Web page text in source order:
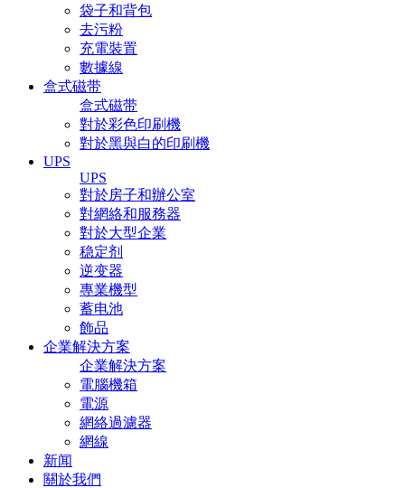
袋子和背包
去污粉
充電裝置
數據線
盒式磁带
盒式磁带
對於彩色印刷機
對於黑與白的印刷機
UPS
UPS
對於房子和辦公室
對網絡和服務器
對於大型企業
稳定剂
逆变器
專業機型
蓄电池
飾品
企業解決方案
企業解決方案
電腦機箱
電源
網絡過濾器
網線
新闻
關於我們